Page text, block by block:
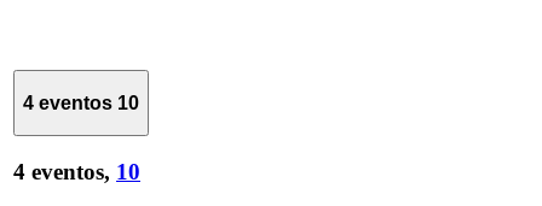
4 eventos 10
4 eventos, 10